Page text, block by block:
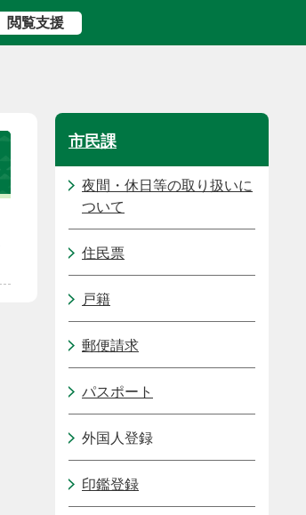
閲覧支援
市民課
夜間・休日等の取り扱いに
ついて
住民票
戸籍
郵便請求
パスポート
外国人登録
印鑑登録